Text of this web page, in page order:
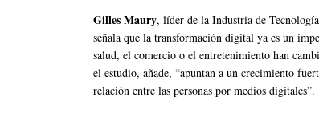
Gilles Maury, líder de la Industria de
señala que la transformación digital ya es un
salud, el comercio o el entretenimiento han
el estudio, añade, “apuntan a un crecimiento
relación entre las personas por medios digitales”.